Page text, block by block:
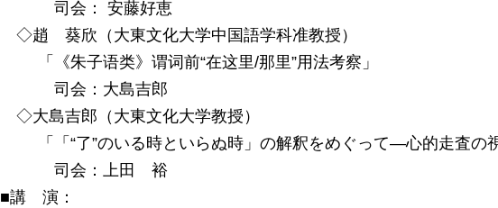
司会： 安藤好恵
◇趙 葵欣（大東文化大学中国語学科准教授）
「《朱子语类》谓词前“在这里/那里”用法考察」
司会：大島吉郎
◇大島吉郎（大東文化大学教授）
「「“了”のいる時といらぬ時」の解釈をめぐって―心的走査の
司会：上田 裕
■講 演：